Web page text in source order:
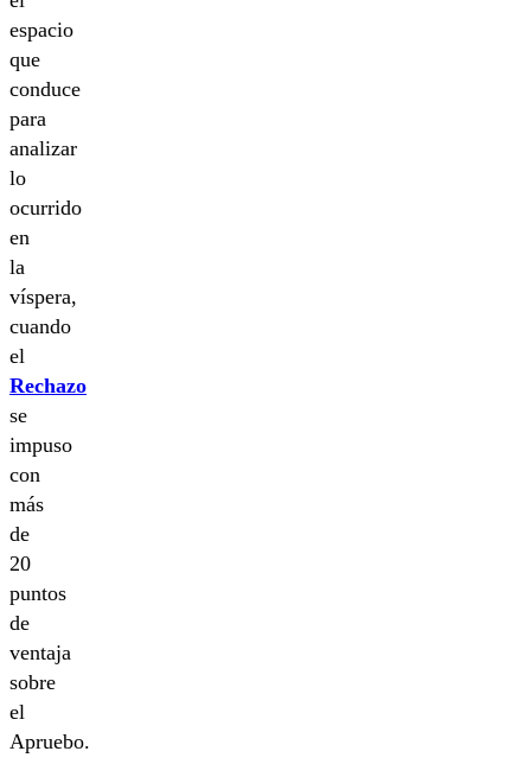
espacio
que
conduce
para
analizar
lo
ocurrido
en
la
víspera,
cuando
el
Rechazo
se
impuso
con
más
de
20
puntos
de
ventaja
sobre
el
Apruebo.